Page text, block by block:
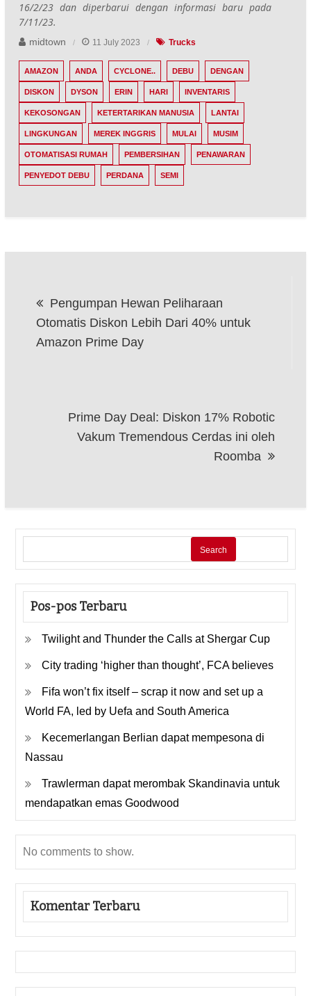
16/2/23 dan diperbarui dengan informasi baru pada
7/11/23.
midtown 11 July 2023 Trucks
AMAZON ANDA CYCLONE.. DEBU DENGAN
DISKON DYSON ERIN HARI INVENTARIS
KEKOSONGAN KETERTARIKAN MANUSIA LANTAI
LINGKUNGAN MEREK INGGRIS MULAI MUSIM
OTOMATISASI RUMAH PEMBERSIHAN PENAWARAN
PENYEDOT DEBU PERDANA SEMI
navigation
Pengumpan Hewan Peliharaan
Otomatis Diskon Lebih Dari 40% untuk
Amazon Prime Day
Prime Day Deal: Diskon 17% Robotic
Vakum Tremendous Cerdas ini oleh
Roomba
Search
Pos-pos Terbaru
Twilight and Thunder the Calls at Shergar Cup
City trading ‘higher than thought’, FCA believes
Fifa won’t fix itself – scrap it now and set up a
World FA, led by Uefa and South America
Kecemerlangan Berlian dapat mempesona di
Nassau
Trawlerman dapat merombak Skandinavia untuk
mendapatkan emas Goodwood
No comments to show.
Komentar Terbaru